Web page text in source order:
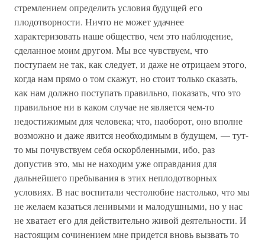
стремлением определить условия будущей его
плодотворности. Ничто не может удачнее
характеризовать наше общество, чем это наблюдение,
сделанное моим другом. Мы все чувствуем, что
поступаем не так, как следует, и даже не отрицаем этого,
когда нам прямо о том скажут, но стоит только сказать,
как нам должно поступать правильно, показать, что это
правильное ни в каком случае не является чем-то
недостижимым для человека; что, наоборот, оно вполне
возможно и даже явится необходимым в будущем, — тут-
то мы почувствуем себя оскорбленными, ибо, раз
допустив это, мы не находим уже оправдания для
дальнейшего пребывания в этих неплодотворных
условиях. В нас воспитали честолюбие настолько, что мы
не желаем казаться ленивыми и малодушными, но у нас
не хватает его для действительно живой деятельности. И
настоящим сочинением мне придется вновь вызвать то